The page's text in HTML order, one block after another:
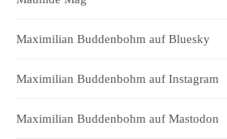
Maximilian Buddenbohm auf Bluesky
Maximilian Buddenbohm auf Instagram
Maximilian Buddenbohm auf Mastodon